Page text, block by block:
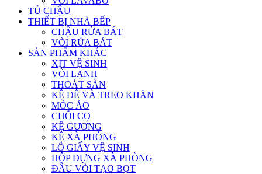
TỦ CHẬU
THIẾT BỊ NHÀ BẾP
CHẬU RỬA BÁT
VÒI RỬA BÁT
SẢN PHẨM KHÁC
XỊT VỆ SINH
VÒI LẠNH
THOÁT SÀN
KỆ ĐỂ VÀ TREO KHĂN
MÓC ÁO
CHỔI CỌ
KỆ GƯƠNG
KỆ XÀ PHÒNG
LÔ GIẤY VỆ SINH
HỘP ĐỰNG XÀ PHÒNG
ĐẦU VÒI TẠO BỌT